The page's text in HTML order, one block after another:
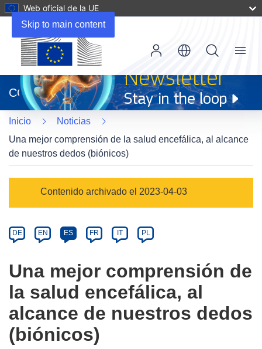
Skip to main content
Web oficial de la UE
abrirá
en
una
nueva
ventana)
CORDIS
Menu
Inicio
Noticias
Una mejor comprensión de la salud encefálica, al alcance
de nuestros dedos (biónicos)
Category
Contenido archivado el 2023-04-03
Article
available
the
following
languages:
DE EN ES FR IT PL
Una mejor comprensión de
la salud encefálica, al
alcance de nuestros dedos
(biónicos)